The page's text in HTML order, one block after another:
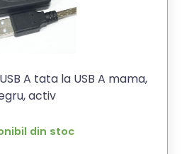
A tata la USB A mama,
activ
din stoc